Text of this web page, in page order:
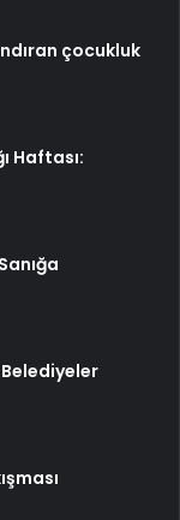
çocukluk
Haftası:
Belediyeler